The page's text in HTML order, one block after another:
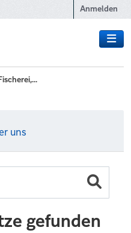
Anmelden
uns
gefunden